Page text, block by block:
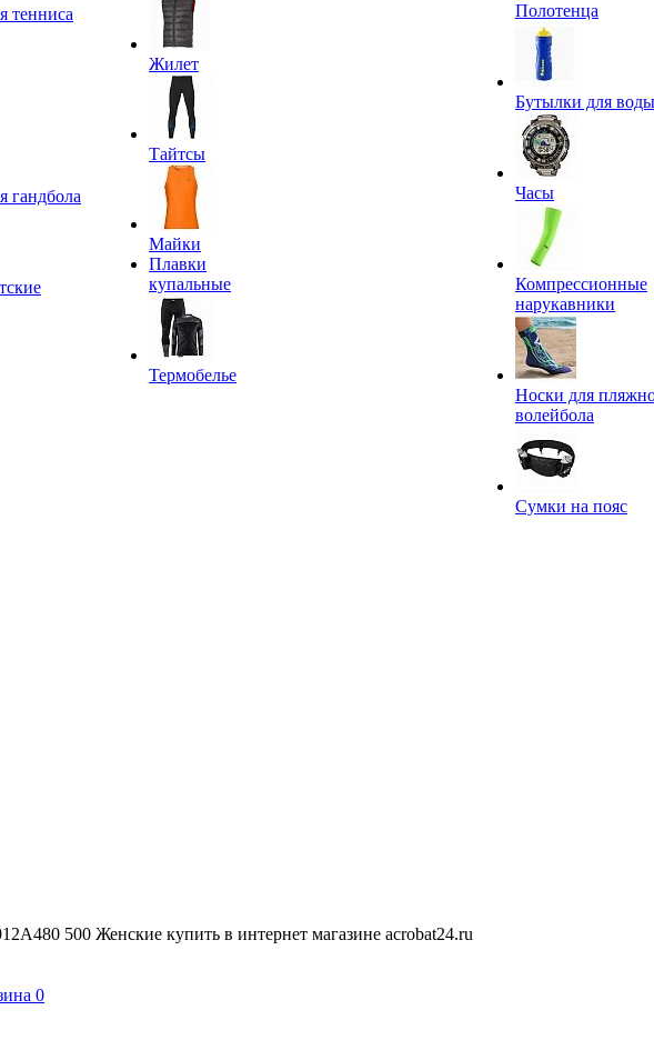
тенниса
гандбола
Жилет
Тайтсы
Майки
Плавки
купальные
Термобелье
Полотенца
Бутылки для воды
Часы
Компрессионные
нарукавники
Носки для
волейбола
Сумки на пояс
500 Женские купить в интернет магазине acrobat24.ru
0